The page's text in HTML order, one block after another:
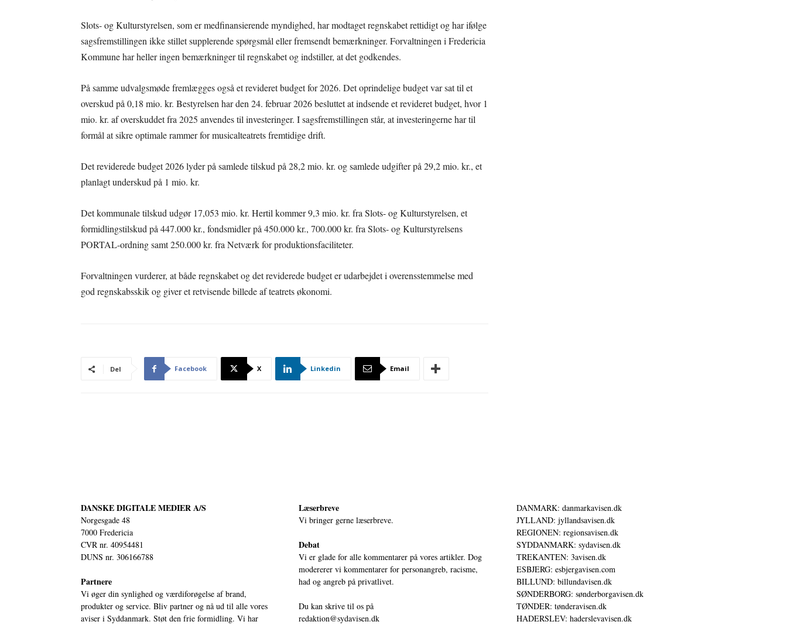
Slots- og Kulturstyrelsen, som er medfinansierende myndighed, har modtaget regnskabet rettidigt og har ifølge
sagsfremstillingen ikke stillet supplerende spørgsmål eller fremsendt bemærkninger. Forvaltningen i Fredericia
Kommune har heller ingen bemærkninger til regnskabet og indstiller, at det godkendes.
På samme udvalgsmøde fremlægges også et revideret budget for 2026. Det oprindelige budget var sat til et
overskud på 0,18 mio. kr. Bestyrelsen har den 24. februar 2026 besluttet at indsende et revideret budget, hvor 1
mio. kr. af overskuddet fra 2025 anvendes til investeringer. I sagsfremstillingen står, at investeringerne har til
formål at sikre optimale rammer for musicalteatrets fremtidige drift.
Det reviderede budget 2026 lyder på samlede tilskud på 28,2 mio. kr. og samlede udgifter på 29,2 mio. kr., et
planlagt underskud på 1 mio. kr.
Det kommunale tilskud udgør 17,053 mio. kr. Hertil kommer 9,3 mio. kr. fra Slots- og Kulturstyrelsen, et
formidlingstilskud på 447.000 kr., fondsmidler på 450.000 kr., 700.000 kr. fra Slots- og Kulturstyrelsens
PORTAL-ordning samt 250.000 kr. fra Netværk for produktionsfaciliteter.
Forvaltningen vurderer, at både regnskabet og det reviderede budget er udarbejdet i overensstemmelse med
god regnskabsskik og giver et retvisende billede af teatrets økonomi.
Del Facebook X Linkedin Email
DANSKE DIGITALE MEDIER A/S
Norgesgade 48
7000 Fredericia
CVR nr. 40954481
DUNS nr. 306166788
Partnere
Vi øger din synlighed og værdiforøgelse af brand,
produkter og service. Bliv partner og nå ud til alle vores
aviser i Syddanmark. Støt den frie formidling. Vi har
Læserbreve
Vi bringer gerne læserbreve.
Debat
Vi er glade for alle kommentarer på vores artikler. Dog
modererer vi kommentarer for personangreb, racisme,
had og angreb på privatlivet.
Du kan skrive til os på
redaktion@sydavisen.dk
DANMARK: danmarkavisen.dk
JYLLAND: jyllandsavisen.dk
REGIONEN: regionsavisen.dk
SYDDANMARK: sydavisen.dk
TREKANTEN: 3avisen.dk
ESBJERG: esbjergavisen.com
BILLUND: billundavisen.dk
SØNDERBORG: sønderborgavisen.dk
TØNDER: tønderavisen.dk
HADERSLEV: haderslevavisen.dk